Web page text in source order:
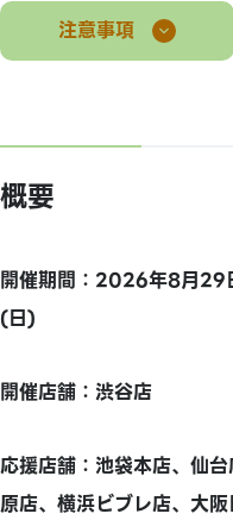
注意事項
概要
開催期間：2026年8月
(日)
開催店舗：渋谷店
応援店舗：池袋本店、仙
原店、横浜ビブレ店、大